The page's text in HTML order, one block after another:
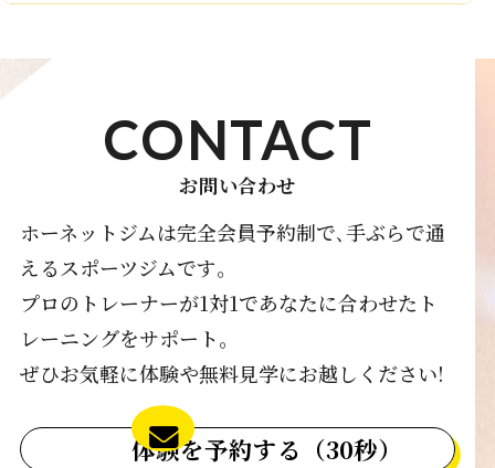
CONTACT
お問い合わせ
ホーネットジムは完全会員予約制で､手ぶらで通
えるスポーツジムです｡
プロのトレーナーが1対1であなたに合わせたト
レーニングをサポート｡
ぜひお気軽に体験や無料見学にお越しください!
体験を予約する（30秒）